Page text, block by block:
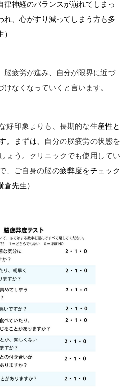
律神経のバランスが崩れてしまっ
れ、心がすり減ってしまう方も多
脳疲労が進み、自分が限界に近づ
なくなっていくと言います。
好印象よりも、長期的な生産性と
。
まずは、 自分の脳疲労の状態を
ょう。クリニックでも使用してい
、ご自身の脳の疲弊度をチェック
横倉先生）